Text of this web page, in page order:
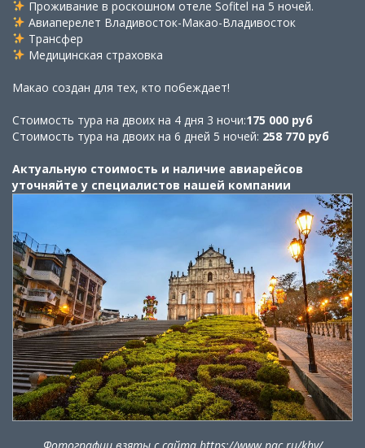
Проживание в роскошном отеле Sofitel на 5 ночей.
Авиаперелет Владивосток-Макао-Владивосток
Трансфер
Медицинская страховка
Макао создан для тех, кто побеждает!
Стоимость тура на двоих на 4 дня 3 ночи:175 000 руб
Стоимость тура на двоих на 6 дней 5 ночей: 258 770 руб
Актуальную стоимость и наличие авиарейсов
уточняйте у специалистов нашей компании